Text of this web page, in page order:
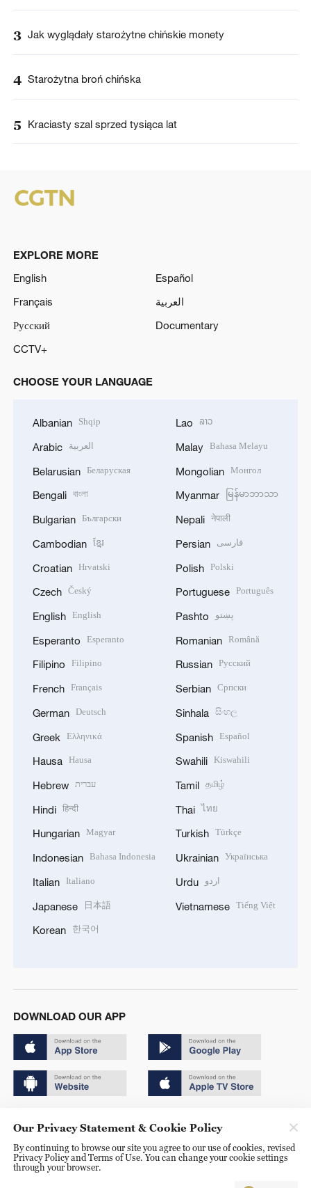
3 Jak wyglądały starożytne chińskie monety
4 Starożytna broń chińska
5 Kraciasty szal sprzed tysiąca lat
EXPLORE MORE
English
Español
Français
العربية
Русский
Documentary
CCTV+
CHOOSE YOUR LANGUAGE
Albanian Shqip
Arabic العربية
Belarusian Беларуская
Bengali বাংলা
Bulgarian Български
Cambodian ខ្មែរ
Croatian Hrvatski
Czech Český
English English
Esperanto Esperanto
Filipino Filipino
French Français
German Deutsch
Greek Ελληνικά
Hausa Hausa
Hebrew עברית
Hindi हिन्दी
Hungarian Magyar
Indonesian Bahasa Indonesia
Italian Italiano
Japanese 日本語
Korean 한국어
Lao ລາວ
Malay Bahasa Melayu
Mongolian Монгол
Myanmar မြန်မာဘာသာ
Nepali नेपाली
Persian فارسی
Polish Polski
Portuguese Português
Pashto پښتو
Romanian Română
Russian Русский
Serbian Српски
Sinhala සිංහල
Spanish Español
Swahili Kiswahili
Tamil தமிழ்
Thai ไทย
Turkish Türkçe
Ukrainian Українська
Urdu اردو
Vietnamese Tiếng Việt
DOWNLOAD OUR APP
京ICP备20000184号
京公网安备 11010502050052号
Our Privacy Statement & Cookie Policy
By continuing to browse our site you agree to our use of cookies, revised
Privacy Policy and Terms of Use. You can change your cookie settings
through your browser.